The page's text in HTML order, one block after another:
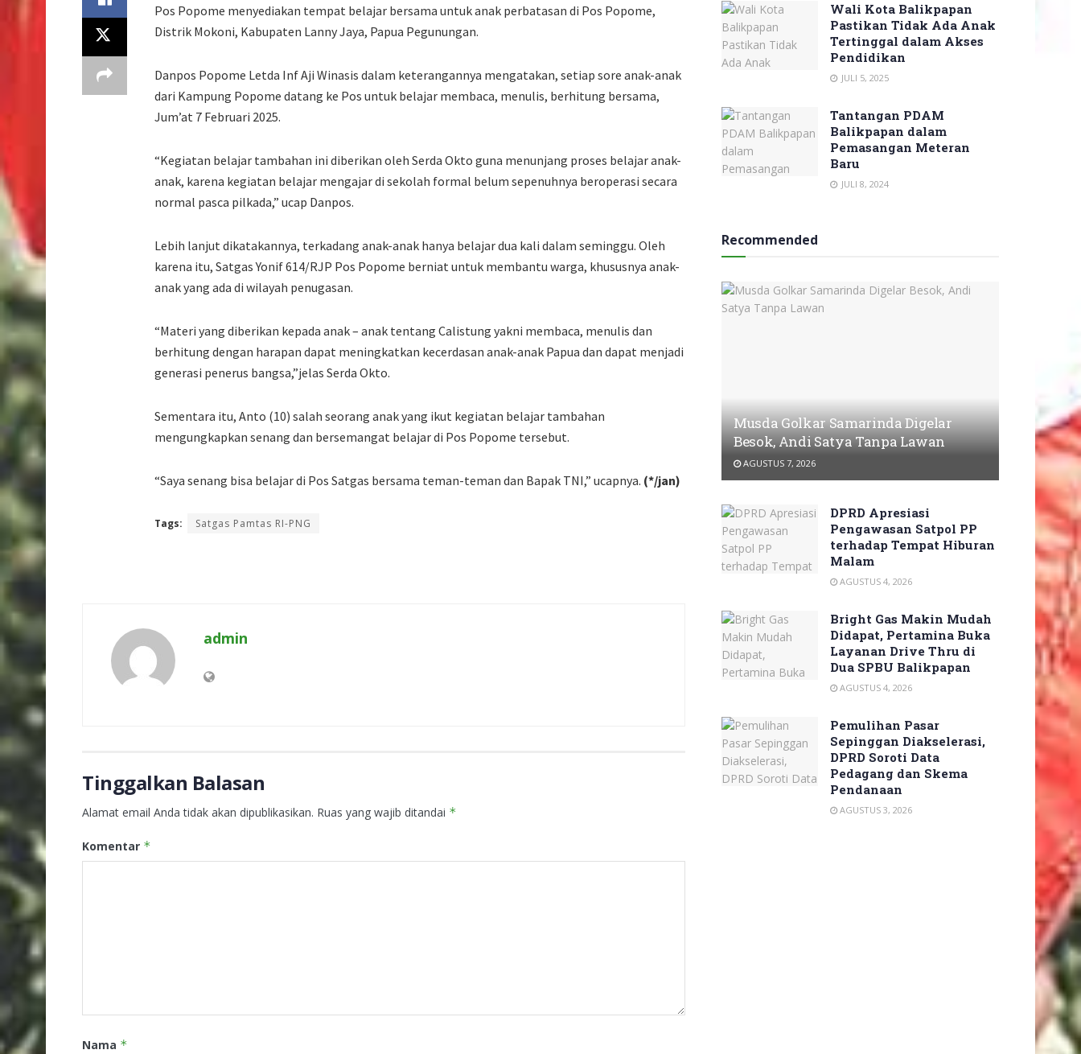
Pos Popome menyediakan tempat belajar bersama untuk anak perbatasan di Pos Popome,
Distrik Mokoni, Kabupaten Lanny Jaya, Papua Pegunungan.
Danpos Popome Letda Inf Aji Winasis dalam keterangannya mengatakan, setiap sore anak-anak
dari Kampung Popome datang ke Pos untuk belajar membaca, menulis, berhitung bersama,
Jum’at 7 Februari 2025.
“Kegiatan belajar tambahan ini diberikan oleh Serda Okto guna menunjang proses belajar anak-
anak, karena kegiatan belajar mengajar di sekolah formal belum sepenuhnya beroperasi secara
normal pasca pilkada,” ucap Danpos.
Lebih lanjut dikatakannya, terkadang anak-anak hanya belajar dua kali dalam seminggu. Oleh
karena itu, Satgas Yonif 614/RJP Pos Popome berniat untuk membantu warga, khususnya anak-
anak yang ada di wilayah penugasan.
“Materi yang diberikan kepada anak – anak tentang Calistung yakni membaca, menulis dan
berhitung dengan harapan dapat meningkatkan kecerdasan anak-anak Papua dan dapat menjadi
generasi penerus bangsa,”jelas Serda Okto.
Sementara itu, Anto (10) salah seorang anak yang ikut kegiatan belajar tambahan
mengungkapkan senang dan bersemangat belajar di Pos Popome tersebut.
“Saya senang bisa belajar di Pos Satgas bersama teman-teman dan Bapak TNI,” ucapnya. (*/jan)
Tags: Satgas Pamtas RI-PNG
admin
Tinggalkan Balasan
Alamat email Anda tidak akan dipublikasikan. Ruas yang wajib ditandai *
Komentar *
Nama *
Wali Kota Balikpapan
Pastikan Tidak Ada Anak
Tertinggal dalam Akses
Pendidikan
JULI 5, 2025
Tantangan PDAM
Balikpapan dalam
Pemasangan Meteran
Baru
JULI 8, 2024
Recommended
Musda Golkar Samarinda Digelar
Besok, Andi Satya Tanpa Lawan
AGUSTUS 7, 2026
DPRD Apresiasi
Pengawasan Satpol PP
terhadap Tempat Hiburan
Malam
AGUSTUS 4, 2026
Bright Gas Makin Mudah
Didapat, Pertamina Buka
Layanan Drive Thru di
Dua SPBU Balikpapan
AGUSTUS 4, 2026
Pemulihan Pasar
Sepinggan Diakselerasi,
DPRD Soroti Data
Pedagang dan Skema
Pendanaan
AGUSTUS 3, 2026